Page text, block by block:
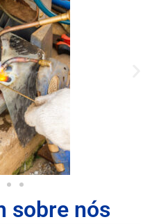
sobre nós